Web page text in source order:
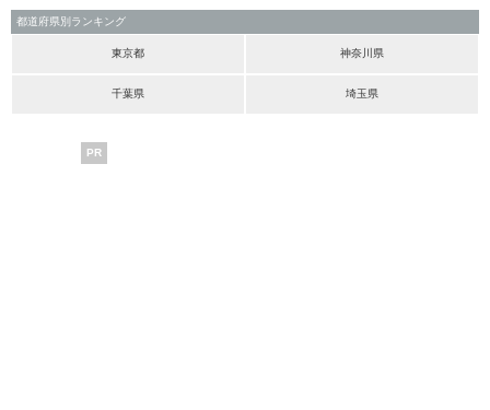
都道府県別ランキング
東京都 神奈川県
千葉県 埼玉県
PR